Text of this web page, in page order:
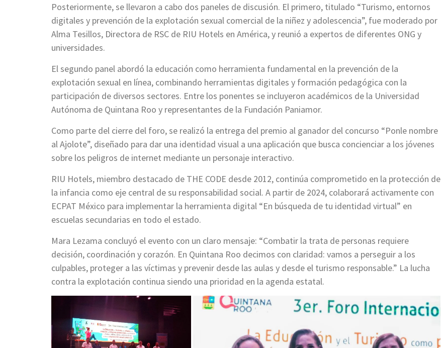
Posteriormente, se llevaron a cabo dos paneles de discusión. El primero, titulado “Turismo, entornos
digitales y prevención de la explotación sexual comercial de la niñez y adolescencia”, fue moderado por
Alma Tesillos, Directora de RSC de RIU Hotels en América, y reunió a expertos de diferentes ONG y
universidades.
El segundo panel abordó la educación como herramienta fundamental en la prevención de la
explotación sexual en línea, combinando herramientas digitales y formación pedagógica con la
participación de diversos sectores. Entre los ponentes se incluyeron académicos de la Universidad
Autónoma de Quintana Roo y representantes de la Fundación Paniamor.
Como parte del cierre del foro, se realizó la entrega del premio al ganador del concurso “Ponle nombre
al Ajolote”, diseñado para dar una identidad visual a una aplicación que busca concienciar a los jóvenes
sobre los peligros de internet mediante un personaje interactivo.
RIU Hotels, miembro destacado de THE CODE desde 2012, continúa comprometido en la protección de
la infancia como eje central de su responsabilidad social. A partir de 2024, colaborará activamente con
ECPAT México para implementar la herramienta digital “En búsqueda de tu identidad virtual” en
escuelas secundarias en todo el estado.
Mara Lezama concluyó el evento con un claro mensaje: “Combatir la trata de personas requiere
decisión, coordinación y corazón. En Quintana Roo decimos con claridad: vamos a perseguir a los
culpables, proteger a las víctimas y prevenir desde las aulas y desde el turismo responsable.” La lucha
contra la explotación continua siendo una prioridad en la agenda estatal.